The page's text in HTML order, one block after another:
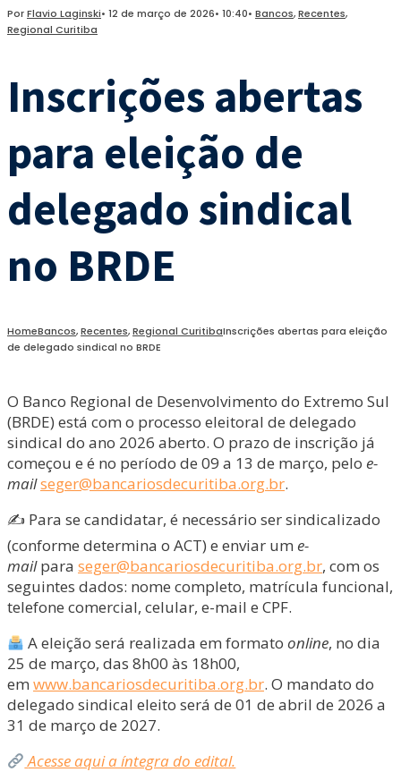
PorFlavio Laginski• 12 de março de 2026• 10:40• Bancos,Recentes,
Regional Curitiba
Inscrições abertas
para eleição de
delegado sindical
no BRDE
HomeBancos,Recentes,Regional CuritibaInscrições abertas para eleição
de delegado sindical no BRDE
O Banco Regional de Desenvolvimento do Extremo Sul
(BRDE) está com o processo eleitoral de delegado
sindical do ano 2026 aberto. O prazo de inscrição já
começou e é no período de 09 a 13 de março, pelo e-
mailseger@bancariosdecuritiba.org.br.
✍️ Para se candidatar, é necessário ser sindicalizado
(conforme determina o ACT) e enviar um e-
mailpara seger@bancariosdecuritiba.org.br, com os
seguintes dados: nome completo, matrícula funcional,
telefone comercial, celular, e-mail e CPF.
A eleição será realizada em formatoonline, no dia
25 de março, das 8h00 às 18h00,
em www.bancariosdecuritiba.org.br. O mandato do
delegado sindical eleito será de 01 de abril de 2026 a
31 de março de 2027.
Acesse aqui a íntegra do edital.